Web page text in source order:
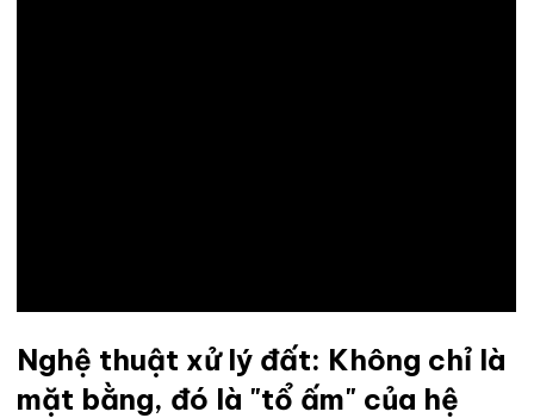
Nghệ thuật xử lý đất: Không chỉ là
mặt bằng, đó là "tổ ấm" của hệ